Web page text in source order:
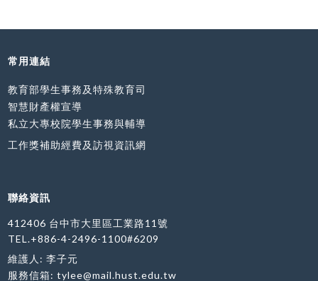
常用連結
教育部學生事務及特殊教育司
智慧財產權宣導
私立大專校院學生事務與輔導
工作獎補助經費及訪視資訊網
聯絡資訊
412406 台中市大里區工業路11號
TEL.+886-4-2496-1100#6209
維護人: 李子元
服務信箱:tylee@mail.hust.edu.tw